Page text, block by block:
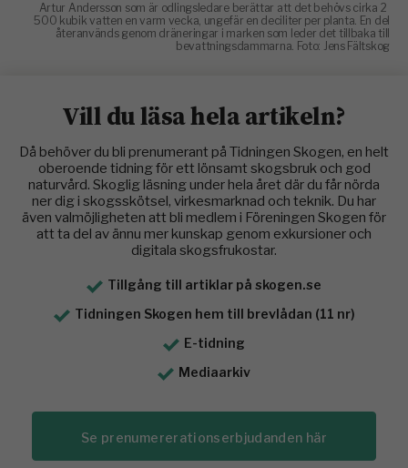
Artur Andersson som är odlingsledare berättar att det behövs cirka 2
500 kubik vatten en varm vecka, ungefär en deciliter per planta. En del
återanvänds genom dräneringar i marken som leder det tillbaka till
bevattningsdammarna. Foto: Jens Fältskog
Vill du läsa hela artikeln?
Då behöver du bli prenumerant på Tidningen Skogen, en helt
oberoende tidning för ett lönsamt skogsbruk och god
naturvård. Skoglig läsning under hela året där du får nörda
ner dig i skogsskötsel, virkesmarknad och teknik. Du har
även valmöjligheten att bli medlem i Föreningen Skogen för
att ta del av ännu mer kunskap genom exkursioner och
digitala skogsfrukostar.
Tillgång till artiklar på skogen.se
Tidningen Skogen hem till brevlådan (11 nr)
E-tidning
Mediaarkiv
Se prenumererationserbjudanden här